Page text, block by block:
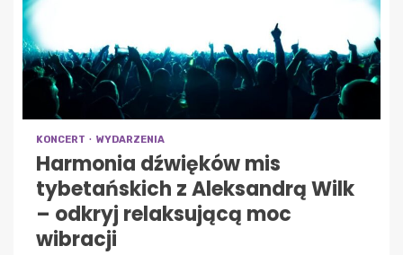
KONCERT WYDARZENIA
Harmonia dźwięków mis
tybetańskich z Aleksandrą Wilk
– odkryj relaksującą moc
wibracji